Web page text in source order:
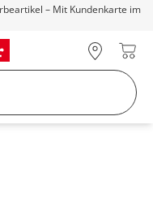
– Mit Kundenkarte im